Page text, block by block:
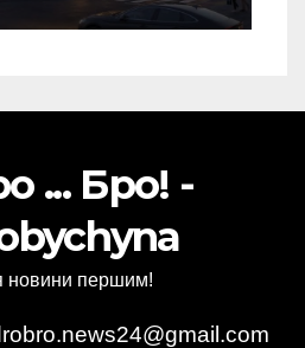
... Бро! -
новини першим!